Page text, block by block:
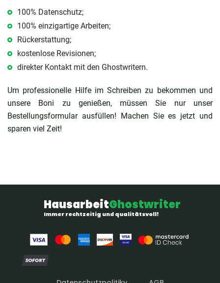
100% Datenschutz;
100% einzigartige Arbeiten;
Rückerstattung;
kostenlose Revisionen;
direkter Kontakt mit den Ghostwritern.
Um professionelle Hilfe im Schreiben zu bekommen und
unsere Boni zu genießen, müssen Sie nur unser
Bestellungsformular ausfüllen! Machen Sie es jetzt und
sparen viel Zeit!
HausarbeitGhostwriter
Immer rechtzeitig und qualitätsvoll!